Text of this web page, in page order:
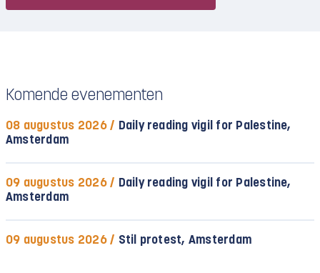
Komende evenementen
08 augustus 2026 / Daily reading vigil for Palestine,
Amsterdam
09 augustus 2026 / Daily reading vigil for Palestine,
Amsterdam
09 augustus 2026 / Stil protest, Amsterdam